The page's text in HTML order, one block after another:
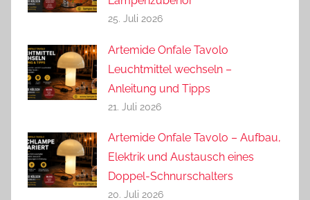
25. Juli 2026
Artemide Onfale Tavolo
Leuchtmittel wechseln –
Anleitung und Tipps
21. Juli 2026
Artemide Onfale Tavolo – Aufbau,
Elektrik und Austausch eines
Doppel-Schnurschalters
20. Juli 2026